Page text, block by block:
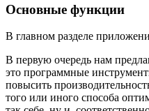
Основные функции
В главном разделе
В первую очередь нам
это программные
повысить
того или иного способа